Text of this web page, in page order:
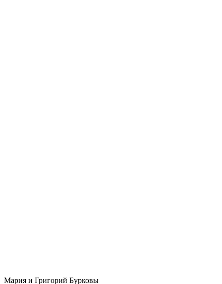
Мария и Григорий Бурковы